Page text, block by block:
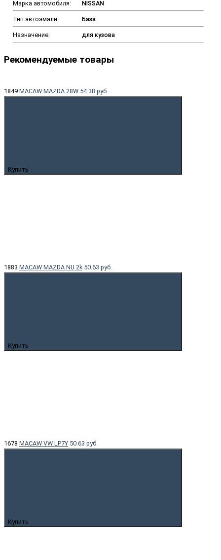
Марка автомобиля: NISSAN
Тип автоэмали: База
Назначение: для кузова
Рекомендуемые товары
1849 MACAW MAZDA 28W 54.38 руб.
Купить
1883 MACAW MAZDA NU 2k 50.63 руб.
Купить
1678 MACAW VW LP7Y 50.63 руб.
Купить